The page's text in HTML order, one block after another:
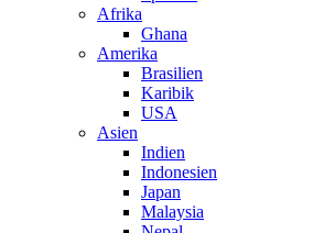
Afrika
Ghana
Amerika
Brasilien
Karibik
USA
Asien
Indien
Indonesien
Japan
Malaysia